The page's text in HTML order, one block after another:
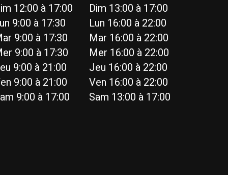
12:00 à 17:00
9:00 à 17:30
9:00 à 17:30
9:00 à 17:30
9:00 à 21:00
9:00 à 21:00
9:00 à 17:00
Dim 13:00 à 17:00
Lun 16:00 à 22:00
Mar 16:00 à 22:00
Mer 16:00 à 22:00
Jeu 16:00 à 22:00
Ven 16:00 à 22:00
Sam 13:00 à 17:00